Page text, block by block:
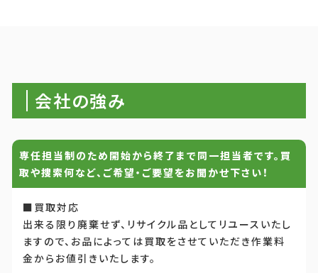
会社の強み
専任担当制のため開始から終了まで同一担当者です。買
取や捜索何など、ご希望・ご要望をお聞かせ下さい！
■買取対応
出来る限り廃棄せず、リサイクル品としてリユースいたし
ますので、お品によっては買取をさせていただき作業料
金からお値引きいたします。